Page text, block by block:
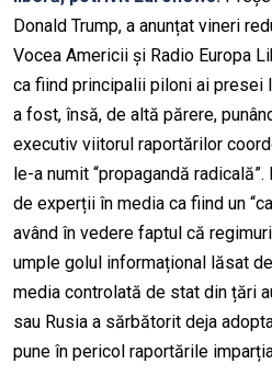
Donald Trump, a anunțat vineri
Vocea Americii și Radio Europa
ca fiind principalii piloni ai presei
a fost, însă, de altă părere,
executiv viitorul raportărilor
le-a numit “propagandă
de experții în media ca fiind un
având în vedere faptul că
umple golul informațional lăsat
media controlată de stat din țări
sau Rusia a sărbătorit deja
pune în pericol raportările